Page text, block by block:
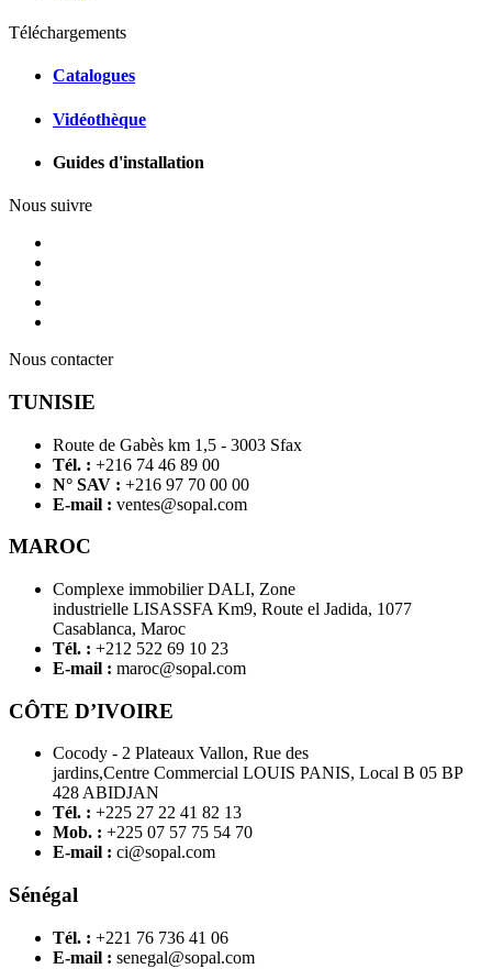
Téléchargements
Catalogues
Vidéothèque
Guides d'installation
Nous suivre
Nous contacter
TUNISIE
Route de Gabès km 1,5 - 3003 Sfax
Tél. : +216 74 46 89 00
N° SAV : +216 97 70 00 00
E-mail : ventes@sopal.com
MAROC
Complexe immobilier DALI, Zone
industrielle LISASSFA Km9, Route el Jadida, 1077
Casablanca, Maroc
Tél. : +212 522 69 10 23
E-mail : maroc@sopal.com
CÔTE D’IVOIRE
Cocody - 2 Plateaux Vallon, Rue des
jardins,Centre Commercial LOUIS PANIS, Local B 05 BP
428 ABIDJAN
Tél. : +225 27 22 41 82 13
Mob. : +225 07 57 75 54 70
E-mail : ci@sopal.com
Sénégal
Tél. : +221 76 736 41 06
E-mail : senegal@sopal.com